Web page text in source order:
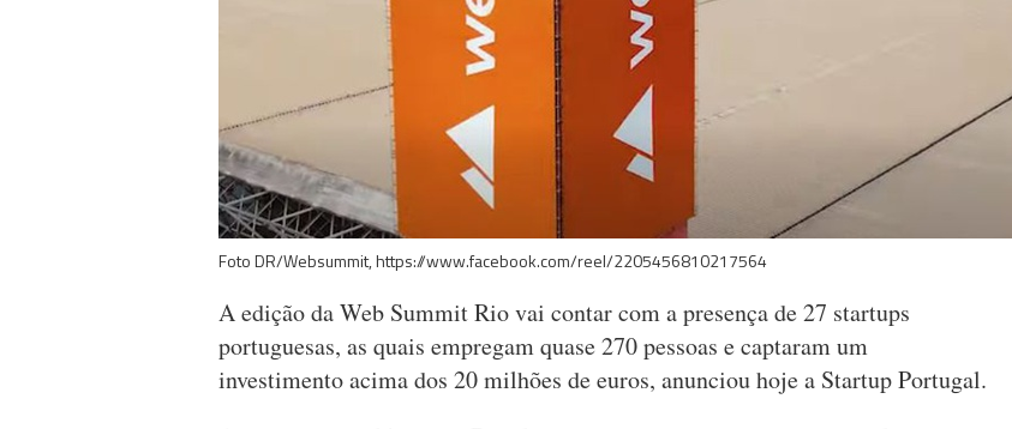
Foto DR/Websummit, https://www.facebook.com/reel/2205456810217564
A edição da Web Summit Rio vai contar com a presença de 27 startups
portuguesas, as quais empregam quase 270 pessoas e captaram um
investimento acima dos 20 milhões de euros, anunciou hoje a Startup Portugal.